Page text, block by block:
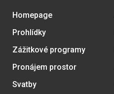
Homepage
Prohlídky
Zážitkové programy
Pronájem prostor
Svatby